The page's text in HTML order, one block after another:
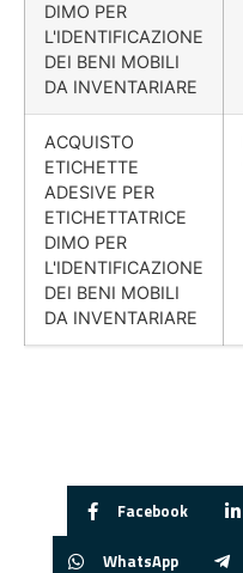
DIMO PER
L'IDENTIFICAZIONE
DEI BENI MOBILI
DA INVENTARIARE
ACQUISTO
ETICHETTE
ADESIVE PER
ETICHETTATRICE
DIMO PER
L'IDENTIFICAZIONE
DEI BENI MOBILI
DA INVENTARIARE
Facebook
WhatsApp